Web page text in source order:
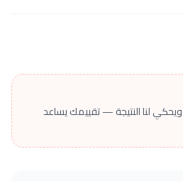
لنا النتيجة — تقييمك يساعد